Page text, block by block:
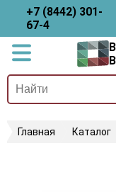
+7 (8442) 301-
67-4
Главная Каталог